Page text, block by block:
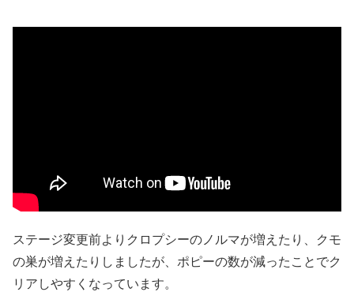
ステージ変更前よりクロプシーのノルマが増えたり、クモ
の巣が増えたりしましたが、ポピーの数が減ったことでク
リアしやすくなっています。